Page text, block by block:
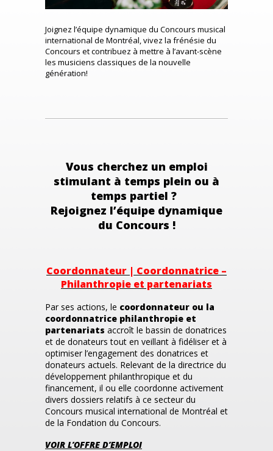
Joignez l’équipe dynamique du Concours musical
international de Montréal, vivez la frénésie du
Concours et contribuez à mettre à l’avant-scène
les musiciens classiques de la nouvelle
génération!
Vous cherchez un emploi
stimulant à temps plein ou à
temps partiel ?
Rejoignez l’équipe dynamique
du Concours !
Coordonnateur | Coordonnatrice –
Philanthropie et partenariats
Par ses actions, le coordonnateur ou la
coordonnatrice philanthropie et
partenariats accroît le bassin de donatrices
et de donateurs tout en veillant à fidéliser et à
optimiser l’engagement des donatrices et
donateurs actuels. Relevant de la directrice du
développement philanthropique et du
financement, il ou elle coordonne activement
divers dossiers relatifs à ce secteur du
Concours musical international de Montréal et
de la Fondation du Concours.
VOIR L’OFFRE D’EMPLOI